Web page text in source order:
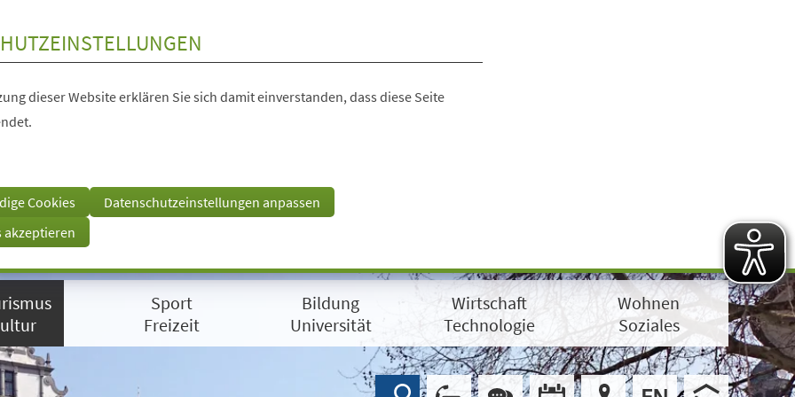
dieser Website erklären Sie sich damit einverstanden, dass diese Seite
Cookies
Datenschutzeinstellungen anpassen
akzeptieren
Sport
Freizeit
Bildung
Universität
Wirtschaft
Technologie
Wohnen
Soziales